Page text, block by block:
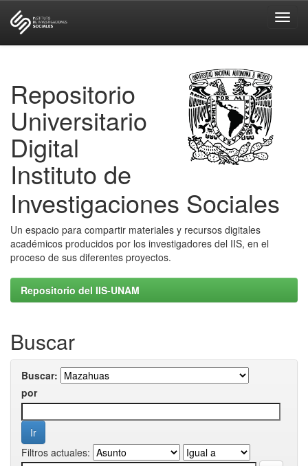
Repositorio
Universitario
Digital
Instituto de
Investigaciones Sociales
Un espacio para compartir materiales y recursos digitales
académicos producidos por los investigadores del IIS, en el
proceso de sus diferentes proyectos.
Repositorio del IIS-UNAM
Buscar
Buscar:
por
Filtros actuales: